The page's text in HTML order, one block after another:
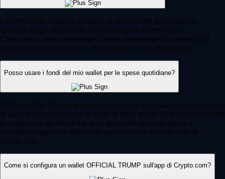
I wallet mobile rendono semplice la gestione del portafoglio da
qualsiasi luogo. Installando un'app affidabile come l'app di
Crypto.com, puoi visualizzare il saldo, monitorare l'andamento del
mercato e gestire i tuoi asset direttamente dal tuo smartphone.
Posso usare i fondi del mio wallet per le spese quotidiane?
Molti provider offrono programmi con carta integrata che ti permettono
di usare il saldo crypto per le spese di tutti i giorni. Una volta convertite
le criptovalute in valuta fiat, puoi spenderle ovunque presso i
rivenditori supportati utilizzando opzioni come la Carta Visa di
Crypto.com.
Come si configura un wallet OFFICIAL TRUMP sull'app di Crypto.com?